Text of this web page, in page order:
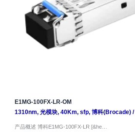
E1MG-100FX-LR-OM
1310nm, 光模块, 40Km, sfp, 博科(Brocade)/
产品概述 博科E1MG-100FX-LR [&he…